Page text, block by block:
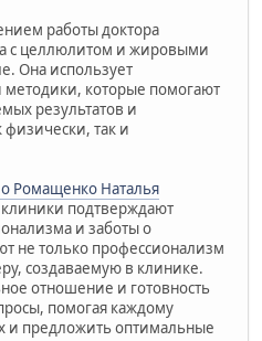
работы доктора
с целлюлитом и жировыми
Она использует
которые помогают
результатов и
физически, так и
Ромащенко Наталья
клиники подтверждают
и заботы о
не только профессионализм
создаваемую в клинике.
отношение и готовность
помогая каждому
и предложить оптимальные